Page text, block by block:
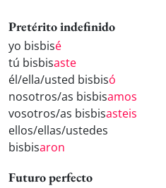
Pretérito indefinido
yo bisbisé
tú bisbisaste
él/ella/usted bisbisó
nosotros/as bisbisamos
vosotros/as bisbisasteis
ellos/ellas/ustedes
bisbisaron
Futuro perfecto